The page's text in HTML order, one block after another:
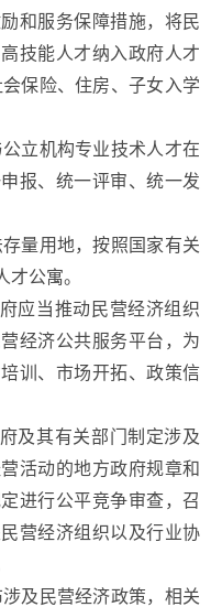
和服务保障措施，将民
技能人才纳入政府人才
保险、住房、子女入学
立机构专业技术人才在
报、统一评审、统一发
量用地，按照国家有关
公寓。
应当推动民营经济组织
经济公共服务平台，为
训、市场开拓、政策信
及其有关部门制定涉及
活动的地方政府规章和
进行公平竞争审查，召
营经济组织以及行业协
及民营经济政策，相关